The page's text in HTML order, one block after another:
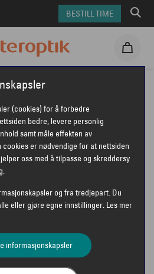
BESTILL TIME
Seen NE3074
NE3074
(cookies) for å forbedre
bedre, levere personlig
samt måle effekten av
er nødvendige for at nettsiden
oss med å tilpasse og skreddersy
og fra tredjepart. Du
eller gjøre egne innstillinger. Les mer
informasjonskapsler